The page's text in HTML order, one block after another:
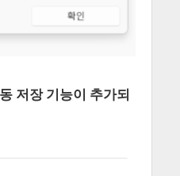
저장 기능이 추가되